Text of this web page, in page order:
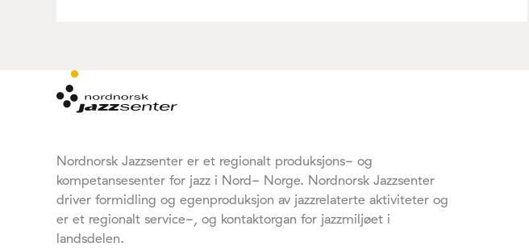
Nordnorsk Jazzsenter er et regionalt produksjons- og
kompetansesenter for jazz i Nord- Norge. Nordnorsk Jazzsenter
driver formidling og egenproduksjon av jazzrelaterte aktiviteter og
er et regionalt service-, og kontaktorgan for jazzmiljøet i
landsdelen.